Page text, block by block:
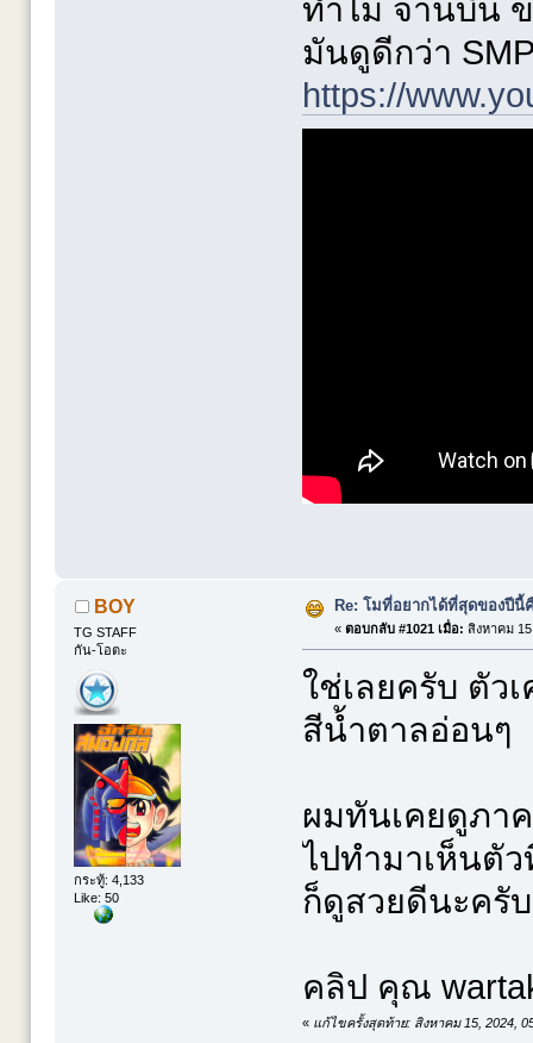
ทำไม จานบิน
มันดูดีกว่า
https://
BOY
TG STAFF
กัน-โอตะ
กระทู้: 4,133
Like: 50
Re: โมที่อยากได้ที่สุดของปีนี้
« ตอบกลับ #1021 เมื่อ: สิงหาคม
ใช่เลยครับ ตัว
สีน้ำตาลอ่อนๆ
ผมทันเคยดูภา
ไปทำมาเห็นตั
ก็ดูสวยดีนะครั
คลิป คุณ
« แก้ไขครั้งสุดท้าย: สิงหาคม 15, 2024,